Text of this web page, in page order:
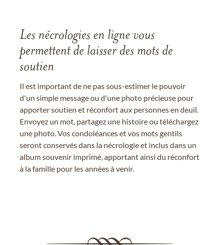
Les nécrologies en ligne vous
permettent de laisser des mots de
soutien
Il est important de ne pas sous-estimer le pouvoir
d'un simple message ou d'une photo précieuse pour
apporter soutien et réconfort aux personnes en deuil.
Envoyez un mot, partagez une histoire ou téléchargez
une photo. Vos condoléances et vos mots gentils
seront conservés dans la nécrologie et inclus dans un
album souvenir imprimé, apportant ainsi du réconfort
à la famille pour les années à venir.